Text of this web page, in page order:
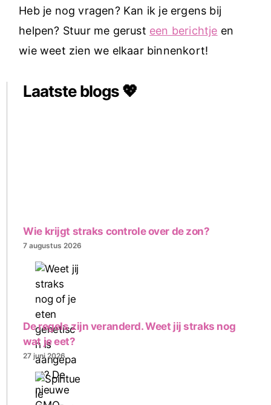
Heb je nog vragen? Kan ik je ergens bij
helpen? Stuur me gerust een berichtje en
wie weet zien we elkaar binnenkort!
Laatste blogs 💖
Wie krijgt straks controle over de zon?
7 augustus 2026
De regels zijn veranderd. Weet jij straks nog
wat je eet?
27 juni 2026